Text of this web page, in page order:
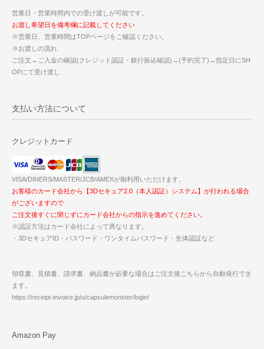
営業日・営業時間内での受け渡しが可能です。
お渡し希望日を備考欄に記載してください
※営業日、営業時間はTOPページをご確認ください。
※お渡しの流れ
ご注文→ご入金の確認(クレジット認証・銀行振込確認)→(予約完了)→指定日にSH
OPにて受け渡し
支払い方法について
クレジットカード
VISA/DINERS/MASTER/JCB/AMEXが御利用いただけます。
お客様のカード会社から【3Dセキュア2.0（本人認証）システム】が行われる場合
がございますので
ご注文後すぐに閉じずにカード会社からの指示を進めてください。
※認証方法はカード会社によって異なります。
・3DセキュアID・パスワード・ワンタイムパスワード・生体認証など
領収書、見積書、請求書、納品書が必要な場合はご注文後こちらから自動発行でき
ます。
https://receipt-invoice.jp/u/capsulemonster/login/
Amazon Pay